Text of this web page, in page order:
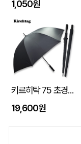
1,050원
키르히탁 75 초경량 올카본 UV 암막우산
19,600원